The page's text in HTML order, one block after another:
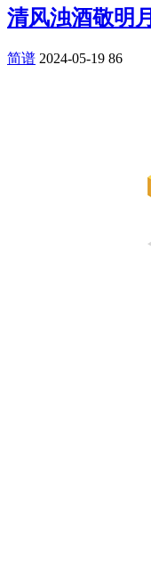
清风浊酒敬明
简谱 2024-05-19 86